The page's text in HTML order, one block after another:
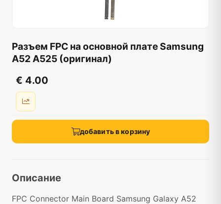
Разъем FPC на основной плате Samsung
A52 A525 (оригинал)
€ 4.00
добавить в корзину
Описание
FPC Connector Main Board Samsung Galaxy A52